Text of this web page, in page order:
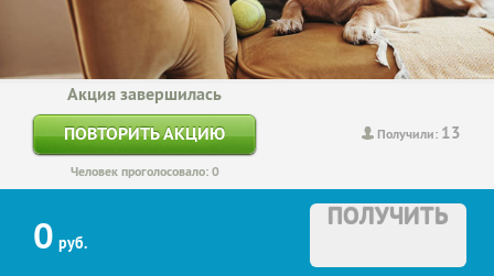
Получили: 13
Акция завершилась
ПОВТОРИТЬ АКЦИЮ
Человек проголосовало: 0
0 руб.
ПОЛУЧИТЬ